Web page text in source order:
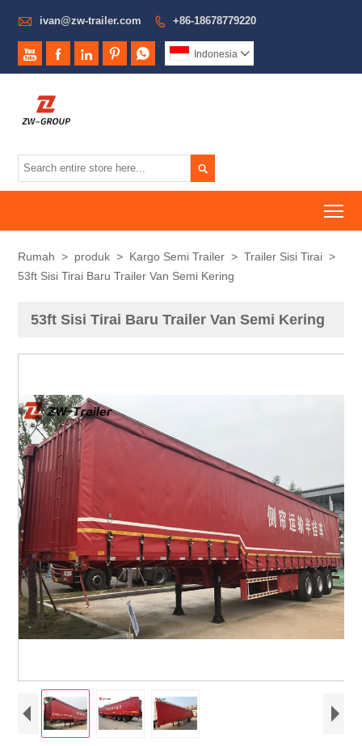
 ivan@zw-trailer.com  +86-18678779220
     Indonesia 

Rumah > produk > Kargo Semi Trailer > Trailer Sisi Tirai >
53ft Sisi Tirai Baru Trailer Van Semi Kering
53ft Sisi Tirai Baru Trailer Van Semi Kering